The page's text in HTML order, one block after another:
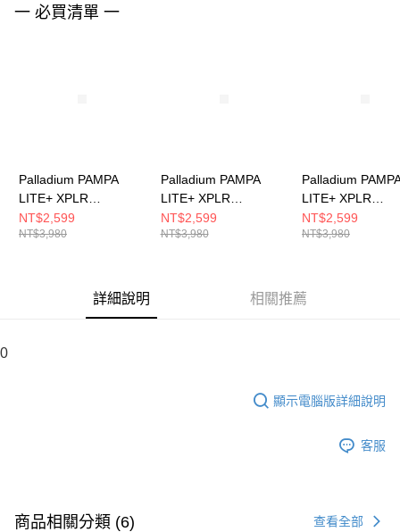
４．使用「AFTEE先享後付」時，將依據個別帳號之用戶狀況，依本公司即
一 必買清單 一
Palladium PAMPA
LITE+ XPLR
WP+~NATURAL
GREY 男女 休閒鞋
NT$2,599
NT$3,980
Palladium PAMPA
LITE+ XPLR
WP+~STAR WHITE 男
女 休閒鞋 74383116
NT$2,599
NT$3,980
Palladium
LITE+ XPLR
WP+~WOODLIN
休閒鞋 74383209
NT$2,599
NT$3,980
詳細說明 相關推薦
0
顯示電腦版詳細說明
客服
商品相關分類 (6) 查看全部